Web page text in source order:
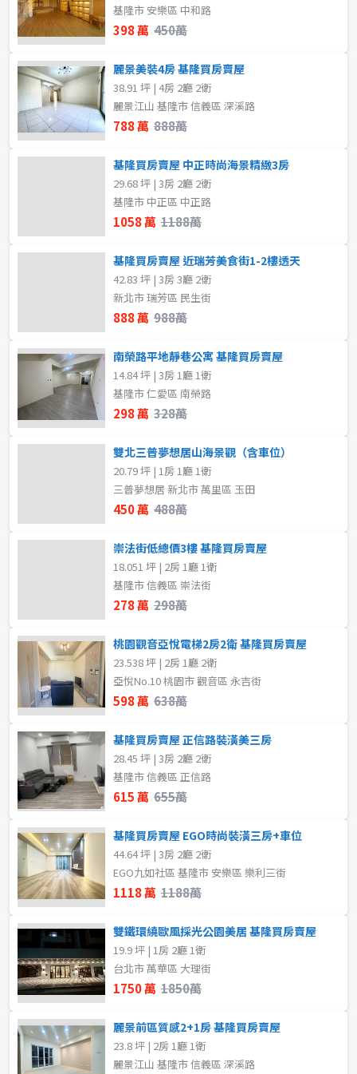
3樓
5~10樓 11~20樓
21樓以上
不拘
不拘
租金(元)
基隆市 安樂區 中和路
398 萬 450萬
麗景美裝4房 基隆買房賣屋
38.91 坪 | 4房 2廳 2衛
麗景江山 基隆市 信義區 深溪路
788 萬 888萬
基隆買房賣屋 中正時尚海景精緻3房
29.68 坪 | 3房 2廳 2衛
基隆市 中正區 中正路
1058 萬 1188萬
基隆買房賣屋 近瑞芳美食街1-2樓透天
42.83 坪 | 3房 3廳 2衛
新北市 瑞芳區 民生街
888 萬 988萬
南榮路平地靜巷公寓 基隆買房賣屋
14.84 坪 | 3房 1廳 1衛
基隆市 仁愛區 南榮路
298 萬 328萬
雙北三普夢想居山海景觀（含車位）
20.79 坪 | 1房 1廳 1衛
三普夢想居 新北市 萬里區 玉田
450 萬 488萬
崇法街低總價3樓 基隆買房賣屋
18.051 坪 | 2房 1廳 1衛
基隆市 信義區 崇法街
278 萬 298萬
桃園觀音亞悅電梯2房2衛 基隆買房賣屋
23.538 坪 | 2房 1廳 2衛
亞悅No.10 桃園市 觀音區 永吉街
598 萬 638萬
基隆買房賣屋 正信路裝潢美三房
28.45 坪 | 3房 2廳 2衛
基隆市 信義區 正信路
615 萬 655萬
基隆買房賣屋 EGO時尚裝潢三房+車位
44.64 坪 | 3房 2廳 2衛
EGO九如社區 基隆市 安樂區 樂利三街
1118 萬 1188萬
雙鐵環繞歐風採光公園美居 基隆買房賣屋
19.9 坪 | 1房 2廳 1衛
台北市 萬華區 大理街
1750 萬 1850萬
麗景前區質感2+1房 基隆買房賣屋
23.8 坪 | 2房 1廳 1衛
麗景江山 基隆市 信義區 深溪路